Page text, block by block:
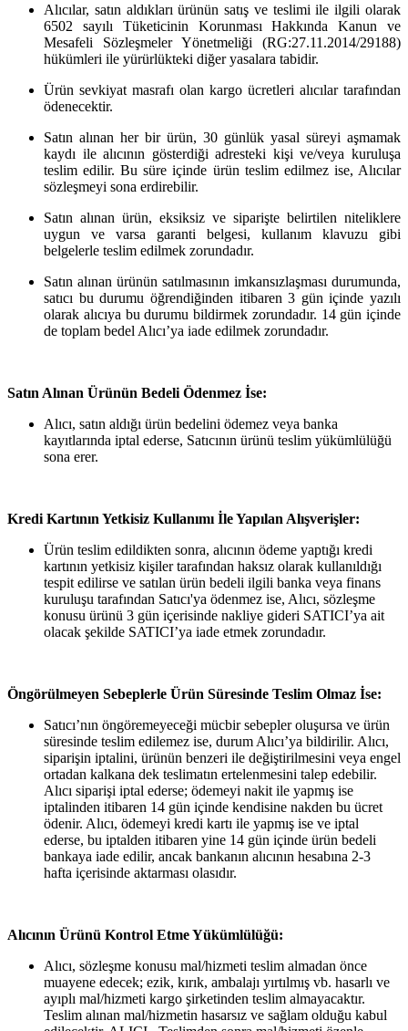
Alıcılar, satın aldıkları ürünün satış ve teslimi ile ilgili olarak
6502 sayılı Tüketicinin Korunması Hakkında Kanun ve
Mesafeli Sözleşmeler Yönetmeliği (RG:27.11.2014/29188)
hükümleri ile yürürlükteki diğer yasalara tabidir.
Ürün sevkiyat masrafı olan kargo ücretleri alıcılar tarafından
ödenecektir.
Satın alınan her bir ürün, 30 günlük yasal süreyi aşmamak
kaydı ile alıcının gösterdiği adresteki kişi ve/veya kuruluşa
teslim edilir. Bu süre içinde ürün teslim edilmez ise, Alıcılar
sözleşmeyi sona erdirebilir.
Satın alınan ürün, eksiksiz ve siparişte belirtilen niteliklere
uygun ve varsa garanti belgesi, kullanım klavuzu gibi
belgelerle teslim edilmek zorundadır.
Satın alınan ürünün satılmasının imkansızlaşması durumunda,
satıcı bu durumu öğrendiğinden itibaren 3 gün içinde yazılı
olarak alıcıya bu durumu bildirmek zorundadır. 14 gün içinde
de toplam bedel Alıcı’ya iade edilmek zorundadır.
Satın Alınan Ürünün Bedeli Ödenmez İse:
Alıcı, satın aldığı ürün bedelini ödemez veya banka
kayıtlarında iptal ederse, Satıcının ürünü teslim yükümlülüğü
sona erer.
Kredi Kartının Yetkisiz Kullanımı İle Yapılan Alışverişler:
Ürün teslim edildikten sonra, alıcının ödeme yaptığı kredi
kartının yetkisiz kişiler tarafından haksız olarak kullanıldığı
tespit edilirse ve satılan ürün bedeli ilgili banka veya finans
kuruluşu tarafından Satıcı'ya ödenmez ise, Alıcı, sözleşme
konusu ürünü 3 gün içerisinde nakliye gideri SATICI’ya ait
olacak şekilde SATICI’ya iade etmek zorundadır.
Öngörülmeyen Sebeplerle Ürün Süresinde Teslim Olmaz İse:
Satıcı’nın öngöremeyeceği mücbir sebepler oluşursa ve ürün
süresinde teslim edilemez ise, durum Alıcı’ya bildirilir. Alıcı,
siparişin iptalini, ürünün benzeri ile değiştirilmesini veya engel
ortadan kalkana dek teslimatın ertelenmesini talep edebilir.
Alıcı siparişi iptal ederse; ödemeyi nakit ile yapmış ise
iptalinden itibaren 14 gün içinde kendisine nakden bu ücret
ödenir. Alıcı, ödemeyi kredi kartı ile yapmış ise ve iptal
ederse, bu iptalden itibaren yine 14 gün içinde ürün bedeli
bankaya iade edilir, ancak bankanın alıcının hesabına 2-3
hafta içerisinde aktarması olasıdır.
Alıcının Ürünü Kontrol Etme Yükümlülüğü:
Alıcı, sözleşme konusu mal/hizmeti teslim almadan önce
muayene edecek; ezik, kırık, ambalajı yırtılmış vb. hasarlı ve
ayıplı mal/hizmeti kargo şirketinden teslim almayacaktır.
Teslim alınan mal/hizmetin hasarsız ve sağlam olduğu kabul